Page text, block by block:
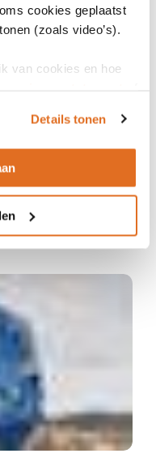
cookies geplaatst
(zoals video’s).
van cookies en hoe
Details tonen
whole system in